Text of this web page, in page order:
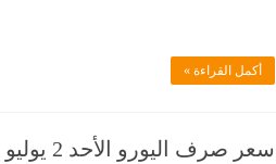
أكمل القراءة »
سعر صرف اليورو الأحد 2 يوليو 2023